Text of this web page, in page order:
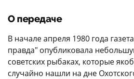
О передаче
В начале апреля 1980 года
правда" опубликовала
советских рыбаках, которые
случайно нашли на дне